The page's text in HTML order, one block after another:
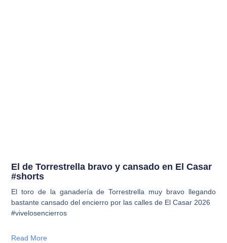
El de Torrestrella bravo y cansado en El Casar
#shorts
El toro de la ganadería de Torrestrella muy bravo llegando
bastante cansado del encierro por las calles de El Casar 2026
#vivelosencierros
Read More